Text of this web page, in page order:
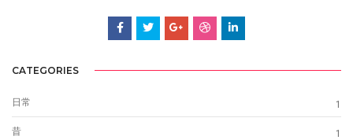
CATEGORIES
日常 1
昔 1